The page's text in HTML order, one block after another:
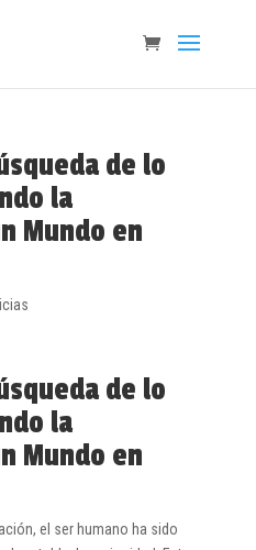
de lo
la
Mundo en
de lo
la
Mundo en
el ser humano ha sido